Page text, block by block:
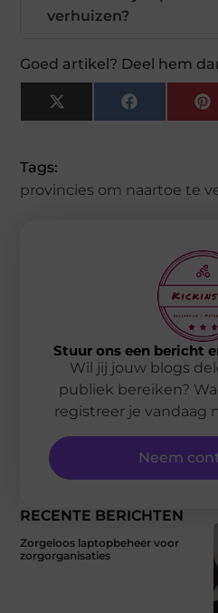
verhuizen?
Goed artikel? Deel hem
X
(Twitter)
Facebook
Tags:
provincies om naartoe te
RECENTE BERICHTEN
Zorgeloos laptopbeheer voor
zorgorganisaties
Stuur ons een bericht
Wil jij jouw blogs
publiek bereiken?
registreer je vandaag
Neem